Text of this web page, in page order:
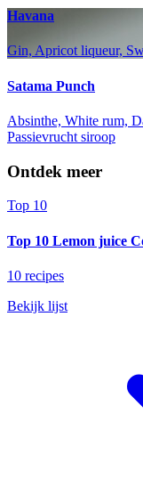
Havana
Gin, Apricot liqueur,
Satama Punch
Absinthe, White rum,
Passievrucht siroop
Ontdek meer
Top 10
Top 10 Lemon juice
10 recipes
Bekijk lijst